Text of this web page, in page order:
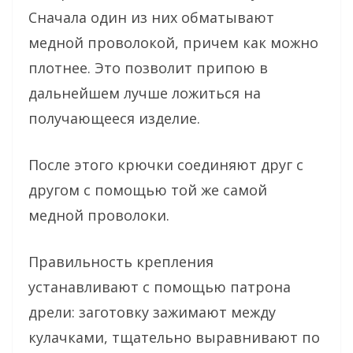
Сначала один из них обматывают
медной проволокой, причем как можно
плотнее. Это позволит припою в
дальнейшем лучше ложиться на
получающееся изделие.
После этого крючки соединяют друг с
другом с помощью той же самой
медной проволоки.
Правильность крепления
устанавливают с помощью патрона
дрели: заготовку зажимают между
кулачками, тщательно выравнивают по